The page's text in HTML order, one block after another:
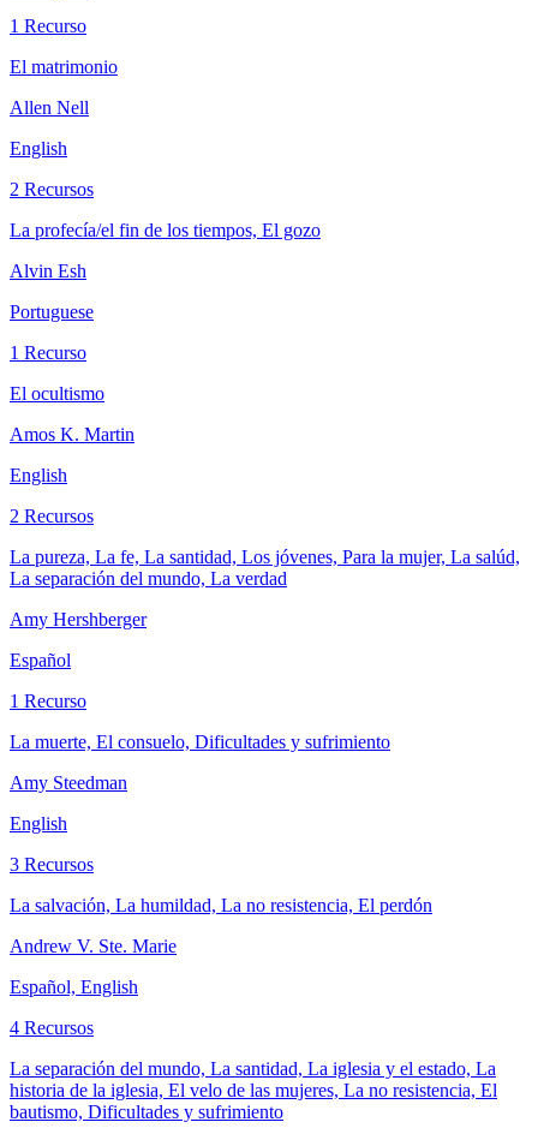
1 Recurso
El matrimonio
Allen Nell
English
2 Recursos
La profecía/el fin de los tiempos, El gozo
Alvin Esh
Portuguese
1 Recurso
El ocultismo
Amos K. Martin
English
2 Recursos
La pureza, La fe, La santidad, Los jóvenes, Para la mujer, La salúd,
La separación del mundo, La verdad
Amy Hershberger
Español
1 Recurso
La muerte, El consuelo, Dificultades y sufrimiento
Amy Steedman
English
3 Recursos
La salvación, La humildad, La no resistencia, El perdón
Andrew V. Ste. Marie
Español, English
4 Recursos
La separación del mundo, La santidad, La iglesia y el estado, La
historia de la iglesia, El velo de las mujeres, La no resistencia, El
bautismo, Dificultades y sufrimiento